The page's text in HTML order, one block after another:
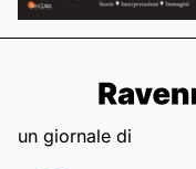
un giornale di